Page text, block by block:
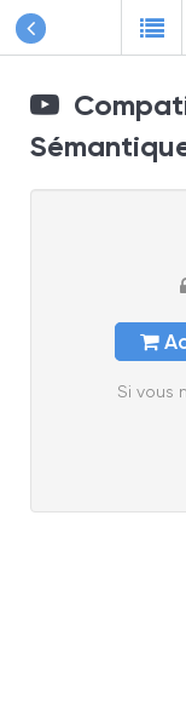
Si vous